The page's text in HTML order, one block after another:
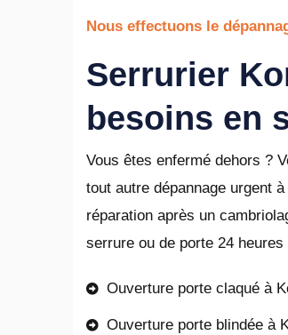
Nous effectuons le
Serrurier
besoins en
Vous êtes enfermé dehors ?
tout autre dépannage urgent
réparation après un
serrure ou de porte 24 heures
Ouverture porte claqué à
Ouverture porte blindée à